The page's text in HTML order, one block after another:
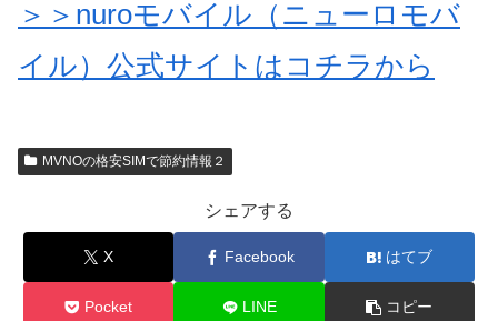
＞＞nuroモバイル（ニューロモバ
イル）公式サイトはコチラから
MVNOの格安SIMで節約情報２
シェアする
X Facebook はてブ
Pocket LINE コピー